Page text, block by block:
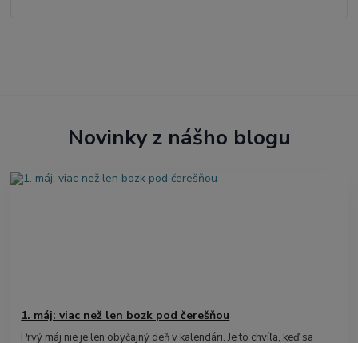
Novinky z nášho blogu
1. máj: viac než len bozk pod čerešňou
Prvý máj nie je len obyčajný deň v kalendári. Je to chvíľa, keď sa